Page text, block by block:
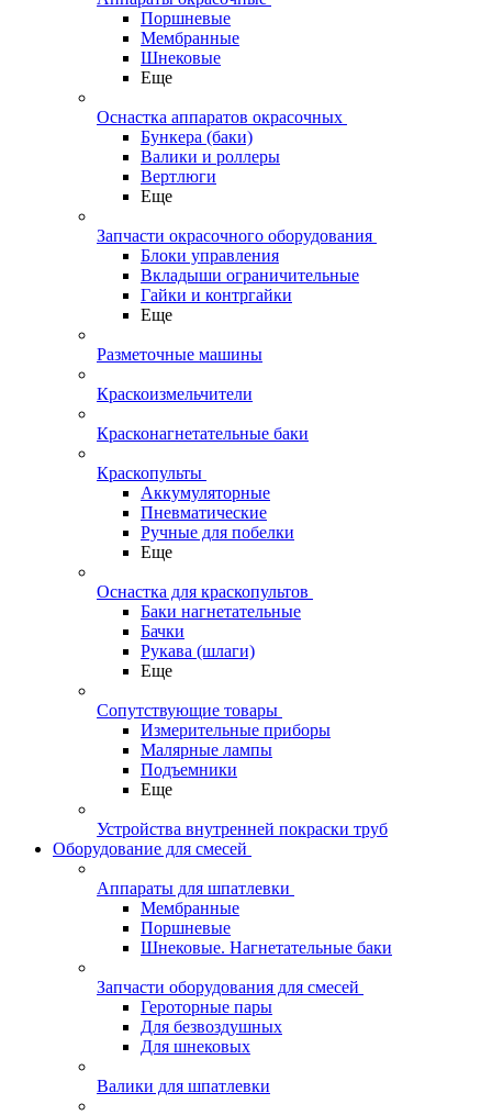
Поршневые
Мембранные
Шнековые
Еще
Оснастка аппаратов окрасочных
Бункера (баки)
Валики и роллеры
Вертлюги
Еще
Запчасти окрасочного оборудования
Блоки управления
Вкладыши ограничительные
Гайки и контргайки
Еще
Разметочные машины
Краскоизмельчители
Красконагнетательные баки
Краскопульты
Аккумуляторные
Пневматические
Ручные для побелки
Еще
Оснастка для краскопультов
Баки нагнетательные
Бачки
Рукава (шлаги)
Еще
Сопутствующие товары
Измерительные приборы
Малярные лампы
Подъемники
Еще
Устройства внутренней покраски труб
Оборудование для смесей
Аппараты для шпатлевки
Мембранные
Поршневые
Шнековые. Нагнетательные баки
Запчасти оборудования для смесей
Героторные пары
Для безвоздушных
Для шнековых
Валики для шпатлевки